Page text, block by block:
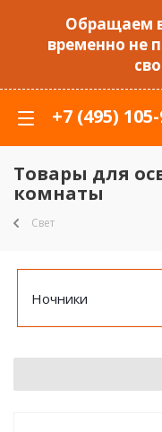
Обращаем
временно не
+7 (495)
Товары для
комнаты
Свет
Ночники